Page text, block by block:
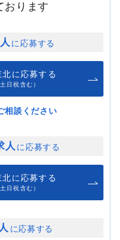
おります
に応募する
に応募する
日祝含む）
相談ください
人 に応募する
に応募する
日祝含む）
に応募する